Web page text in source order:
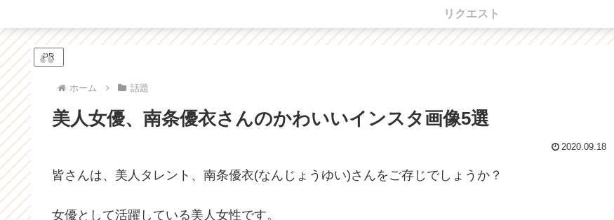
リクエスト
PR
ホーム 話題
美人女優、南条優衣さんのかわいいインスタ画像5選
2020.09.18
皆さんは、美人タレント、南条優衣(なんじょうゆい)さんをご存じでしょうか？
女優として活躍している美人女性です。